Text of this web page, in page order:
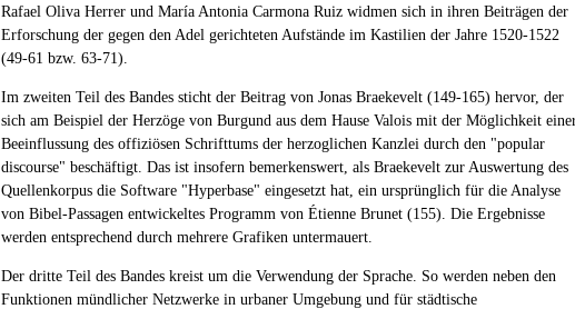
Rafael Oliva Herrer und María Antonia Carmona Ruiz widmen sich in ihren Beiträgen der
Erforschung der gegen den Adel gerichteten Aufstände im Kastilien der Jahre 1520-1522
(49-61 bzw. 63-71).
Im zweiten Teil des Bandes sticht der Beitrag von Jonas Braekevelt (149-165) hervor, der
sich am Beispiel der Herzöge von Burgund aus dem Hause Valois mit der Möglichkeit
Beeinflussung des offiziösen Schrifttums der herzoglichen Kanzlei durch den "popular
discourse" beschäftigt. Das ist insofern bemerkenswert, als Braekevelt zur Auswertung des
Quellenkorpus die Software "Hyperbase" eingesetzt hat, ein ursprünglich für die Analyse
von Bibel-Passagen entwickeltes Programm von Étienne Brunet (155). Die Ergebnisse
werden entsprechend durch mehrere Grafiken untermauert.
Der dritte Teil des Bandes kreist um die Verwendung der Sprache. So werden neben den
Funktionen mündlicher Netzwerke in urbaner Umgebung und für städtische